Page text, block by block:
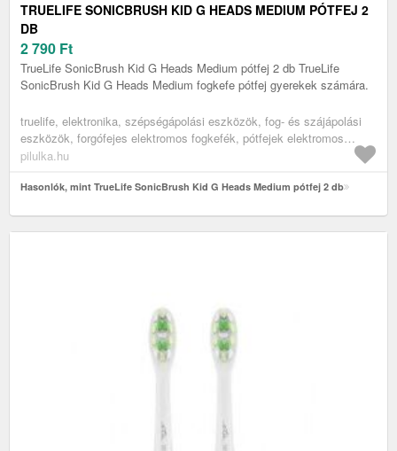
TRUELIFE SONICBRUSH KID G HEADS MEDIUM PÓTFEJ 2
DB
2 790 Ft
TrueLife SonicBrush Kid G Heads Medium pótfej 2 db TrueLife
SonicBrush Kid G Heads Medium fogkefe pótfej gyerekek számára.
truelife, elektronika, szépségápolási eszközök, fog- és szájápolási
eszközök, forgófejes elektromos fogkefék, pótfejek elektromos
fogkefékhez
pilulka.hu
Hasonlók, mint TrueLife SonicBrush Kid G Heads Medium pótfej 2 db